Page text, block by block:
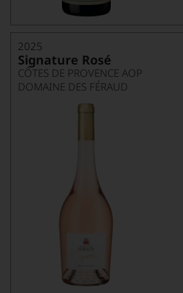
2025
Signature Rosé
CÔTES DE PROVENCE AOP
DOMAINE DES FÉRAUD